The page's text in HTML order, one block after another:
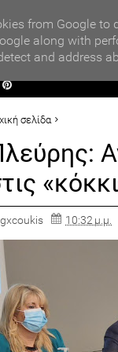
σελίδα
ΠΡΟΤΕΙΝΟΜΕΝΟ
gxcoukis 10:32 μ.μ.
from Google to
along with
and address